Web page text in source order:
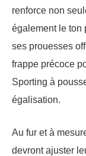
renforce non
également le ton
ses prouesses
frappe précoce
Sporting à
égalisation.
Au fur et à
devront ajuster